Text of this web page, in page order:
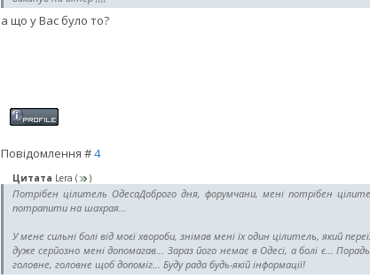
а що у Вас було то?
Повідомлення #4
Цитата Lera ( )
Потрібен цілитель ОдесаДоброго дня, форумчани, мені потрібен
потрапити на шахрая...
У мене сильні болі від моєї хвороби, знімав мені їх один цілитель, який
дуже серйозно мені допомагав... Зараз його немає в Одесі, а болі є...
головне, головне щоб допоміг... Буду рада будь-якій інформації!